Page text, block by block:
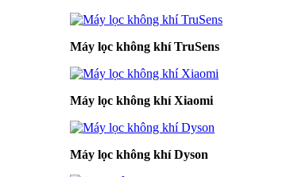
Máy lọc không khí TruSens
Máy lọc không khí Xiaomi
Máy lọc không khí Dyson